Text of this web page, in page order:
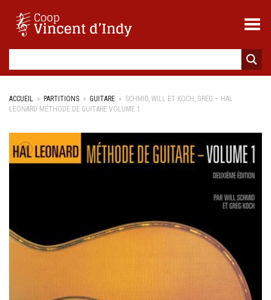
Toggle Menu
ACCUEIL » PARTITIONS » GUITARE » SCHMID, WILL ET KOCH, GREG – HAL
LEONARD MÉTHODE DE GUITARE VOLUME 1
+